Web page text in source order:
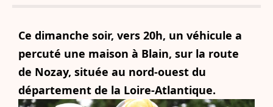
Ce dimanche soir, vers 20h, un véhicule a
percuté une maison à Blain, sur la route
de Nozay, située au nord-ouest du
département de la Loire-Atlantique.